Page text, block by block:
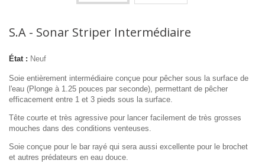
S.A - Sonar Striper Intermédiaire
État : Neuf
Soie entièrement intermédiaire conçue pour pêcher sous la surface de
l'eau (Plonge à 1.25 pouces par seconde), permettant de pêcher
efficacement entre 1 et 3 pieds sous la surface.
Tête courte et très agressive pour lancer facilement de très grosses
mouches dans des conditions venteuses.
Soie conçue pour le bar rayé qui sera aussi excellente pour le brochet
et autres prédateurs en eau douce.